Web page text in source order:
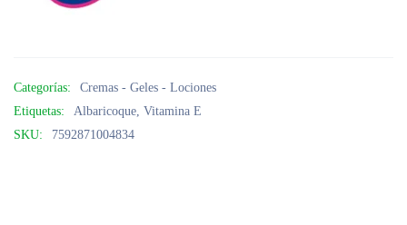
Categorías:
Cremas - Geles - Lociones
Etiquetas:
Albaricoque, Vitamina E
SKU:
7592871004834